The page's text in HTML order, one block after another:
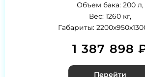
Объем бака: 200 л,
Вес: 1260 кг,
Габариты:
1 387 898
Перейти